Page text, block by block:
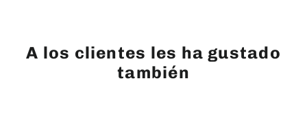
A los clientes les ha gustado
también